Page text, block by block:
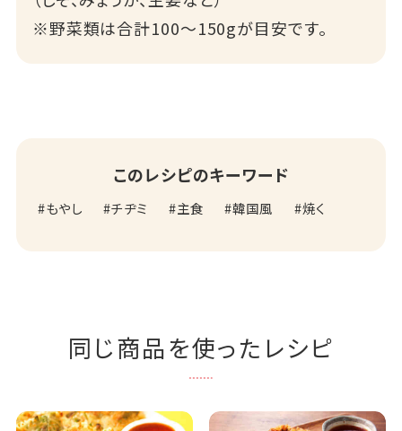
※野菜類は合計100～150gが目安です。
このレシピのキーワード
もやし チヂミ 主食 韓国風 焼く
同じ商品を使ったレシピ